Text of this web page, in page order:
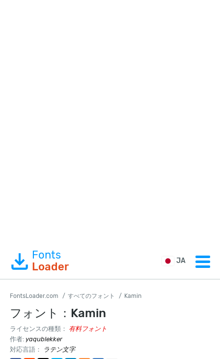
Fonts
Loader
JA
FontsLoader.com すべてのフォント Kamin
フォント：Kamin
ライセンスの種類： 有料フォント
作者: yaqublekker
対応言語：
ラテン文字